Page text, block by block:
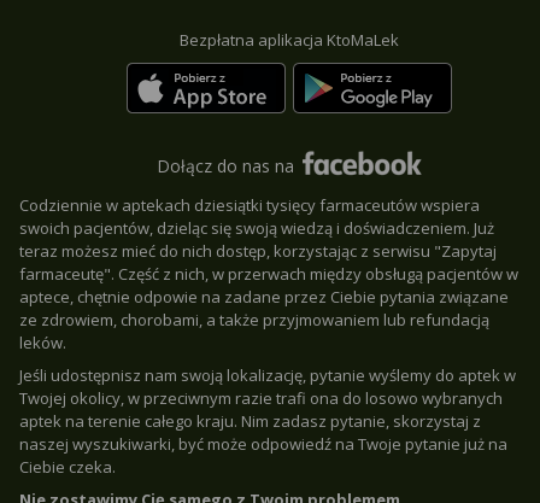
Bezpłatna aplikacja KtoMaLek
Dołącz do nas na
Codziennie w aptekach dziesiątki tysięcy farmaceutów wspiera
swoich pacjentów, dzieląc się swoją wiedzą i doświadczeniem. Już
teraz możesz mieć do nich dostęp, korzystając z serwisu "Zapytaj
farmaceutę". Część z nich, w przerwach między obsługą pacjentów w
aptece, chętnie odpowie na zadane przez Ciebie pytania związane
ze zdrowiem, chorobami, a także przyjmowaniem lub refundacją
leków.
Jeśli udostępnisz nam swoją lokalizację, pytanie wyślemy do aptek w
Twojej okolicy, w przeciwnym razie trafi ona do losowo wybranych
aptek na terenie całego kraju. Nim zadasz pytanie, skorzystaj z
naszej wyszukiwarki, być może odpowiedź na Twoje pytanie już na
Ciebie czeka.